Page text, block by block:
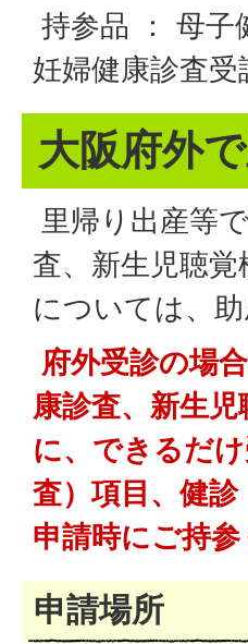
持参品 ： 母子
妊婦健康診査受
大阪府外
里帰り出産等
査、新生児聴
については、
府外受診の場
康診査、新生
に、できるだ
査）項目、健
申請時にご持参
申請場所